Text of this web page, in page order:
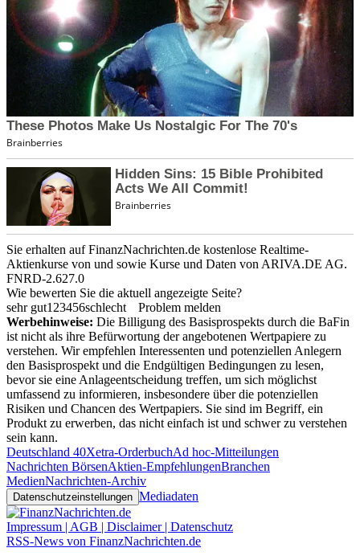
Sie erhalten auf FinanzNachrichten.de kostenlose Realtime-
Aktienkurse von und sowie Kurse und Daten von ARIVA.DE AG.
FNRD-2.627.0
Wie bewerten Sie die aktuell angezeigte Seite?
sehr gut1 23456schlecht
Problem melden
Werbehinweise: Die Billigung des Basisprospekts durch die BaFin
ist nicht als ihre Befürwortung der angebotenen Wertpapiere zu
verstehen. Wir empfehlen Interessenten und potenziellen Anlegern
den Basisprospekt und die Endgültigen Bedingungen zu lesen,
bevor sie eine Anlageentscheidung treffen, um sich möglichst
umfassend zu informieren, insbesondere über die potenziellen
Risiken und Chancen des Wertpapiers. Sie sind im Begriff, ein
Produkt zu erwerben, das nicht einfach ist und schwer zu verstehen
sein kann.
Deutschland 40Xetra-OrderbuchAd hoc-Mitteilungen
Nachrichten BörsenAktien-EmpfehlungenBranchen
MedienNachrichten-Archiv
Datenschutzeinstellungen Mediadaten
Impressum | AGB | Disclaimer | Datenschutz
RSS-News von FinanzNachrichten.de